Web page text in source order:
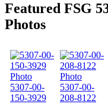
Featured FSG
Photos
5307-00-
150-3929
5307-00-
208-8122